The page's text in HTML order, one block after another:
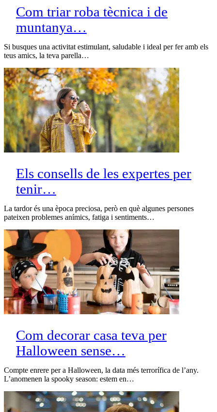
Com triar roba tècnica i de
muntanya…
Si busques una activitat estimulant, saludable i ideal per fer amb els
teus amics, la teva parella…
Els consells de les expertes per
tenir…
La tardor és una època preciosa, però en què algunes persones
pateixen problemes anímics, fatiga i sentiments…
Com decorar casa teva per
Halloween sense…
Compte enrere per a Halloween, la data més terrorífica de l’any.
L’anomenen la spooky season: estem en…